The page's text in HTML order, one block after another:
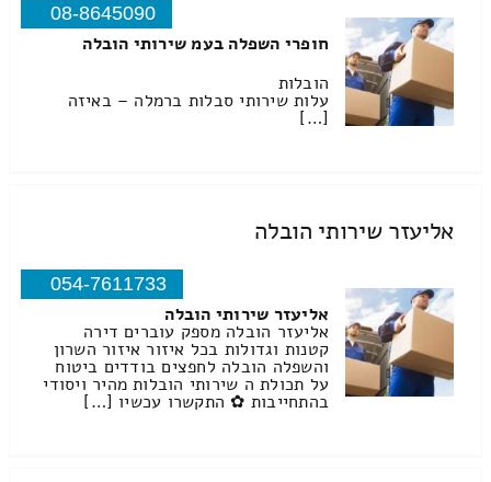
08-8645090
חופרי השפלה בעמ שירותי הובלה
הובלות
עלות שירותי סבלות ברמלה – באיזה
[…]
אליעזר שירותי הובלה
054-7611733
אליעזר שירותי הובלה
אליעזר הובלה מספק עוברים דירה
קטנות וגדולות בכל איזור איזור השרון
והשפלה הובלה לחפצים בודדים ביטוח
על תכולת ה שירותי הובלות מהיר ויסודי
בהתחייבות ✿ התקשרו עכשיו […]